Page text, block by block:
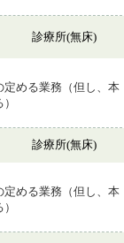
診療所(無床)
める業務（但し、本
診療所(無床)
める業務（但し、本